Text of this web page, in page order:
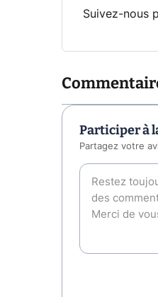
Suivez-nous
Participer à
Partagez votre